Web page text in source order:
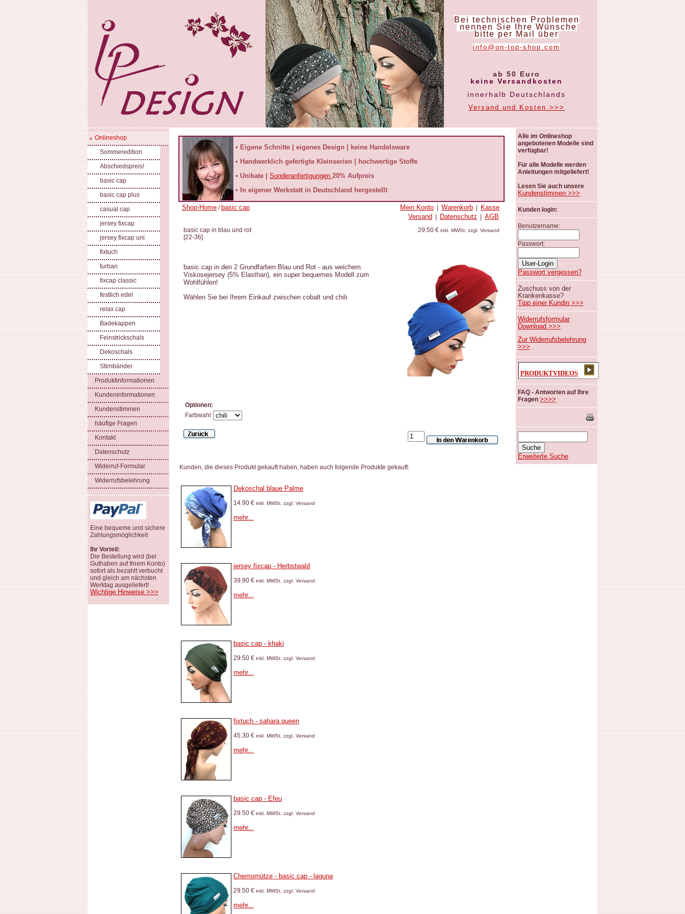
Bei technischen Problemen
nennen Sie Ihre Wünsche
bitte per Mail über
info@on-top-shop.com
ab 50 Euro
keine Versandkosten
innerhalb Deutschlands
Versand und Kosten >>>
Onlineshop
Sommeredition
Abschiedspreis!
basic cap
basic cap plus
casual cap
jersey fixcap
jersey fixcap uni
fixtuch
turban
fixcap classic
festlich edel
relax cap
Badekappen
Feinstrickschals
Dekoschals
Stirnbänder
Produktinformationen
Kundeninformationen
Kundenstimmen
häufige Fragen
Kontakt
Datenschutz
Widerruf-Formular
Widerrufsbelehrung
Eine bequeme und sichere
Zahlungsmöglichkeit
Ihr Vorteil:
Die Bestellung wird (bei
Guthaben auf Ihrem Konto)
sofort als bezahlt verbucht
und gleich am nächsten
Werktag ausgeliefert!
Wichtige Hinweise >>>
• Eigene Schnitte | eigenes Design | keine Handelsware
• Handwerklich gefertigte Kleinserien | hochwertige Stoffe
• Unikate | Sonderanfertigungen 20% Aufpreis
• In eigener Werkstatt in Deutschland hergestellt
Shop-Home / basic cap Mein Konto Warenkorb
Kasse
Versand
Datenschutz AGB
basic cap in blau und rot
[22-36]
29.50 € inkl. MWSt. zzgl. Versand
basic cap in den 2 Grundfarben Blau und Rot - aus weichem
Viskosejersey (5% Elasthan), ein super bequemes Modell zum
Wohlfühlen!
Wählen Sie bei Ihrem Einkauf zwischen cobalt und chili
Optionen:
Farbwahl
Kunden, die dieses Produkt gekauft haben, haben auch folgende Produkte gekauft:
Dekoschal blaue Palme
14.90 € inkl. MWSt. zzgl. Versand
mehr...
jersey fixcap - Herbstwald
39.90 € inkl. MWSt. zzgl. Versand
mehr...
basic cap - khaki
29.50 € inkl. MWSt. zzgl. Versand
mehr...
fixtuch - sahara queen
45.30 € inkl. MWSt. zzgl. Versand
mehr...
basic cap - Efeu
29.50 € inkl. MWSt. zzgl. Versand
mehr...
Chemomütze - basic cap - laguna
29.50 € inkl. MWSt. zzgl. Versand
mehr...
Alle im Onlineshop
angebotenen Modelle sind
verfügbar!
Für alle Modelle werden
Anleitungen mitgeliefert!
Lesen Sie auch unsere
Kundenstimmen >>>
Kunden login:
Benutzername:
Passwort:
Passwort vergessen?
Zuschuss von der
Krankenkasse?
Tipp einer Kundin >>>
Widerrufsformular
Download >>>
Zur Widerrufsbelehrung
>>>
PRODUKTVIDEOS
FAQ - Antworten auf Ihre
Fragen >>>>
Erweiterte Suche